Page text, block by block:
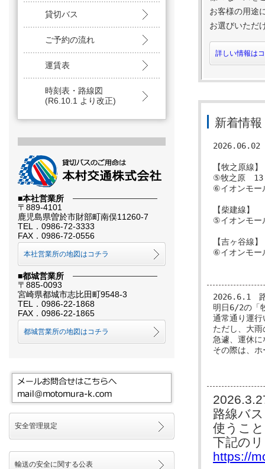
貸切バス
ご予約の流れ
運賃表
時刻表・路線図
(R6.10.1 より改正)
■本社営業所
〒889-4101
鹿児島県曽於市財部町南俣11260-7
TEL．0986-72-3333
FAX．0986-72-0556
本社営業所の地図はコチラ
■都城営業所
〒885-0093
宮崎県都城市志比田町9548-3
TEL．0986-22-1868
FAX．0986-22-1865
都城営業所の地図はコチラ
安全管理規定
輸送の安全に関する公表
お客様の用途
お選びいただ
詳しい情報は
新着情報
2026.06.02
【牧之原線
⑤牧之原　
⑥イオンモー
【柴建線】
⑤イオンモー
【吉ヶ谷線】
⑥イオンモー
2026.6.1　
明日6/2の「
通常通り運行
ただし、大
急遽、運休
その際は、
路線バ
使うこ
下記の
https://